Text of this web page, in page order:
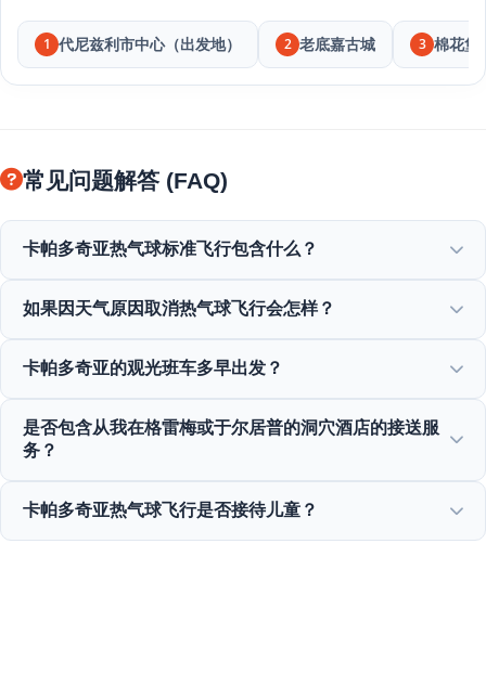
1 代尼兹利市中心（出发地） 2 老底嘉古城 3 棉花堡
常见问题解答 (FAQ)
卡帕多奇亚热气球标准飞行包含什么？
行1小时热气球飞行、香槟吐司庆祝以及个人专属飞行证书。
如果因天气原因取消热气球飞行会怎样？
您将获得全额退款或免费重新安排到下一个可用日期。
卡帕多奇亚的观光班车多早出发？
在早上4:30到5:30之间），以便从空中捕捉美丽的日出。
是否包含从我在格雷梅或于尔居普的洞穴酒店的接送服
务？
萨尔等所有酒店的往返接送服务完全包含在套餐内。
卡帕多奇亚热气球飞行是否接待儿童？